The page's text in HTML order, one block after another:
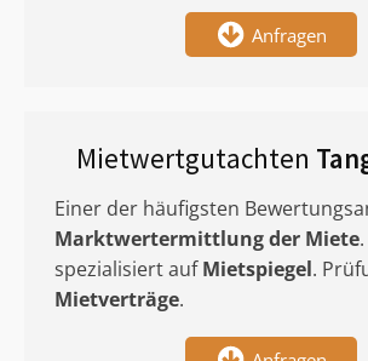
Anfragen
Mietwertgutachten
Einer der häufigsten
Marktwertermittlungder Miete
spezialisiert aufMietspiegel.
Mietverträge.